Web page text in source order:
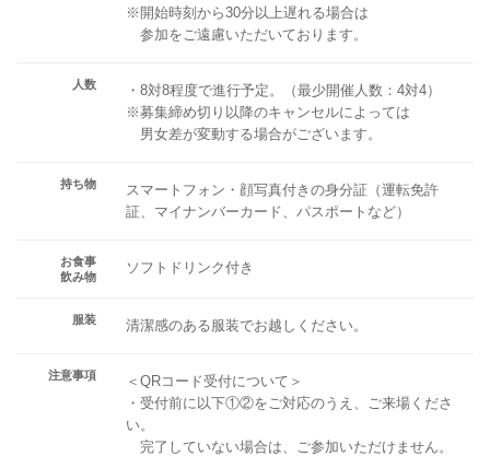
※開始時刻から30分以上遅れる場合は
参加をご遠慮いただいております。
人数
・8対8程度で進行予定。（最少開催人数：4対4）
※募集締め切り以降のキャンセルによっては
男女差が変動する場合がございます。
持ち物
スマートフォン・顔写真付きの身分証（運転免許
証、マイナンバーカード、パスポートなど）
お食事
飲み物
ソフトドリンク付き
服装 清潔感のある服装でお越しください。
注意事項
＜QRコード受付について＞
・受付前に以下①②をご対応のうえ、ご来場くださ
い。
完了していない場合は、ご参加いただけません。